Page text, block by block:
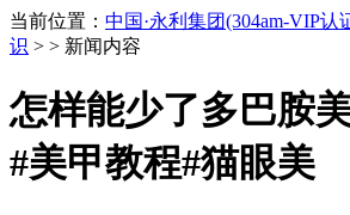
当前位置： 中国·永利集团(304am-VIP认
识 > > 新闻内容
怎样能少了多巴胺
#美甲教程#猫眼美